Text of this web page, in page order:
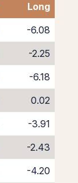
Long
-6.08
-2.25
-6.18
0.02
-3.91
-2.43
-4.20